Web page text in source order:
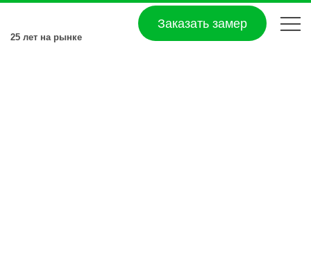
Заказать замер